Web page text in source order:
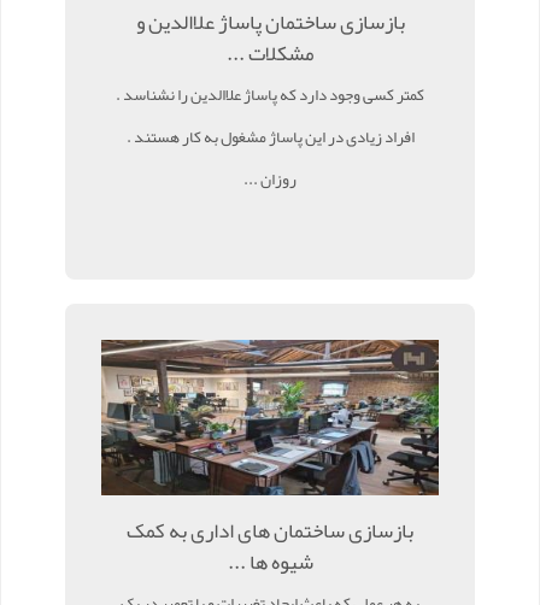
بازسازی ساختمان پاساژ علاالدین و
مشکلات ...
کمتر کسی وجود دارد که پاساژ علاالدین را نشناسد .
افراد زیادی در این پاساژ مشغول به کار هستند .
روزان ...
بازسازی ساختمان های اداری به کمک
شیوه ها ...